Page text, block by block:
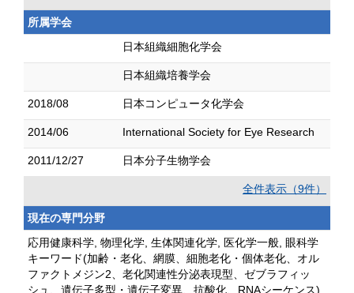
所属学会
日本組織細胞化学会
日本組織培養学会
2018/08 日本コンピュータ化学会
2014/06 International Society for Eye Research
2011/12/27 日本分子生物学会
全件表示（9件）
現在の専門分野
応用健康科学, 物理化学, 生体関連化学, 医化学一般, 眼科学
キーワード(加齢・老化、網膜、細胞老化・個体老化、オル
ファクトメジン2、老化関連性分泌表現型、ゼブラフィッ
シュ、遺伝子多型・遺伝子変異、抗酸化、RNAシーケンス)